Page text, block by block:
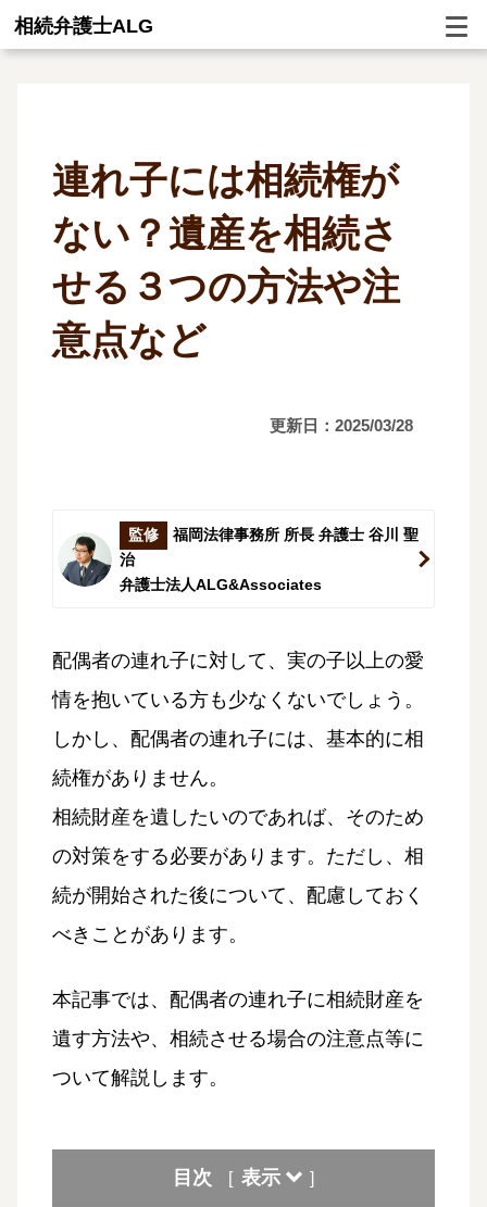
相続弁護士ALG
連れ子には相続権が
ない？遺産を相続さ
せる３つの方法や注
意点など
更新日：2025/03/28
監修
福岡法律事務所 所長 弁護士 谷川 聖
治
弁護士法人ALG&Associates
配偶者の連れ子に対して、実の子以上の愛
情を抱いている方も少なくないでしょう。
しかし、配偶者の連れ子には、基本的に相
続権がありません。
相続財産を遺したいのであれば、そのため
の対策をする必要があります。ただし、相
続が開始された後について、配慮しておく
べきことがあります。
本記事では、配偶者の連れ子に相続財産を
遺す方法や、相続させる場合の注意点等に
ついて解説します。
目次 [ 表示 ]